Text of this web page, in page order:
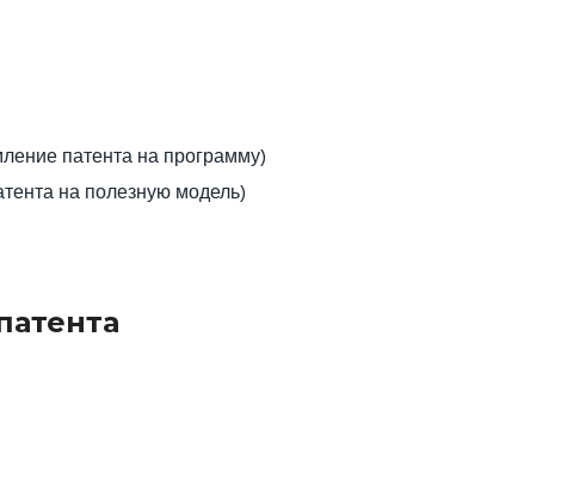
патента на программу)
на полезную модель)